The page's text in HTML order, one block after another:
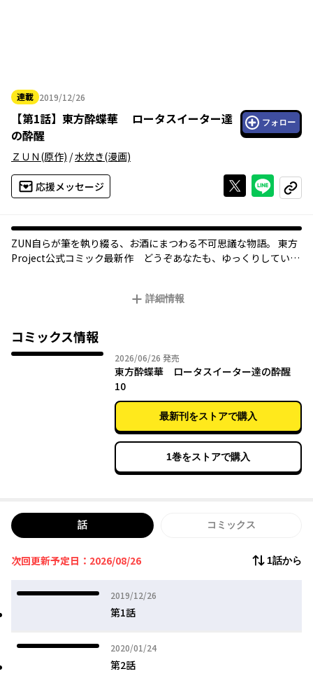
連載 2019/12/26
2019年12月26日
【第1話】 東方酔蝶華 ロータスイーター達
の酔醒
フォロー
ＺＵＮ(原作) /水炊き(漫画)
応援メッセージ Xで投稿する
ライン
コピー
ZUN自らが筆を執り綴る、お酒にまつわる不可思議な物語。 東方
Project公式コミック最新作 どうぞあなたも、ゆっくりしていっ
詳細情報
コミックス情報
2026/06/26 2026年06月26日
発売
東方酔蝶華 ロータスイーター達の酔醒
10
最新刊をストアで購入
1巻をストアで購入
話 コミックス
次回更新予定日：2026/08/26 1話から
2019/12/26
2019年12月26日
第1話
2020/01/24
2020年01月24日
第2話